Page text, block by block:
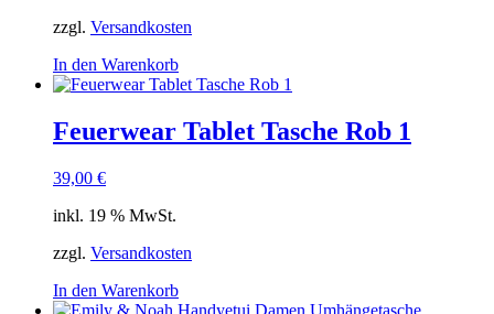
zzgl. Versandkosten
In den Warenkorb
Feuerwear Tablet Tasche Rob 1
39,00 €
inkl. 19 % MwSt.
zzgl. Versandkosten
In den Warenkorb